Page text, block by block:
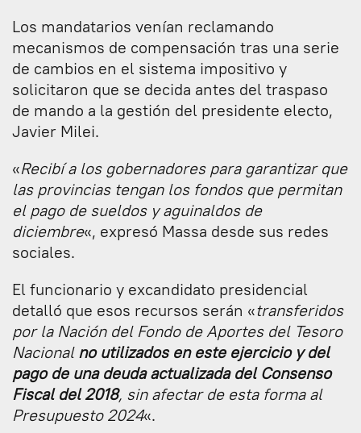
Los mandatarios venían reclamando
mecanismos de compensación tras una serie
de cambios en el sistema impositivo y
solicitaron que se decida antes del traspaso
de mando a la gestión del presidente electo,
Javier Milei.
«Recibí a los gobernadores para garantizar que
las provincias tengan los fondos que permitan
el pago de sueldos y aguinaldos de
diciembre«, expresó Massa desde sus redes
sociales.
El funcionario y excandidato presidencial
detalló que esos recursos serán «transferidos
por la Nación del Fondo de Aportes del Tesoro
Nacional no utilizados en este ejercicio y del
pago de una deuda actualizada del Consenso
Fiscal del 2018, sin afectar de esta forma al
Presupuesto 2024«.